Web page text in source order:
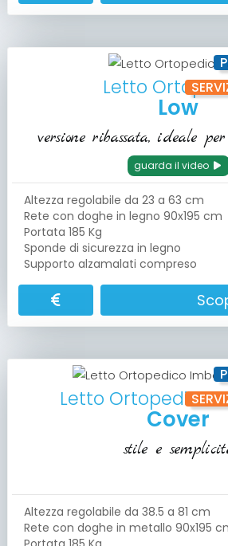
Letto
Low
versione ribassata, ideale
guarda il video
Altezza regolabile da 23 a 63 cm
Rete con doghe in legno 90x195 cm
Portata 185 Kg
Sponde di sicurezza in legno
Supporto alzamalati compreso
Letto Ortopedico
Cover
stile e
Altezza regolabile da 38.5 a 81 cm
Rete con doghe in metallo 90x195